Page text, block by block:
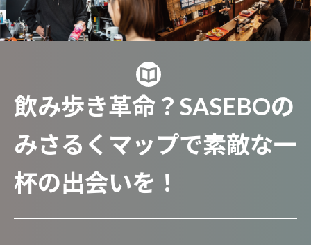
飲み歩き革命？SASEBOの
みさるくマップで素敵な一
杯の出会いを！